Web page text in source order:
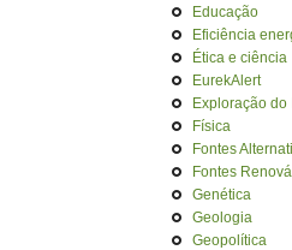
Educação
Eficiência
Ética e ciência
EurekAlert
Exploração do
Física
Fontes
Fontes
Genética
Geologia
Geopolítica